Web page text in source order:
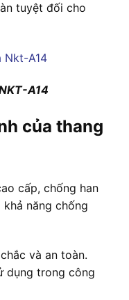
tuyệt đối cho
A14
của thang
cấp, chống han
năng chống
và an toàn.
dụng trong công